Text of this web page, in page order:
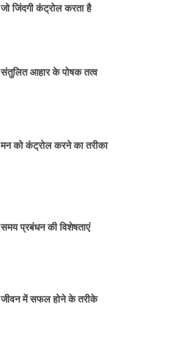
जो जिंदगी कंट्रोल करता है
संतुलित आहार के पोषक तत्व
मन को कंट्रोल करने का तरीका
समय प्रबंधन की विशेषताएं
जीवन में सफल होने के तरीके